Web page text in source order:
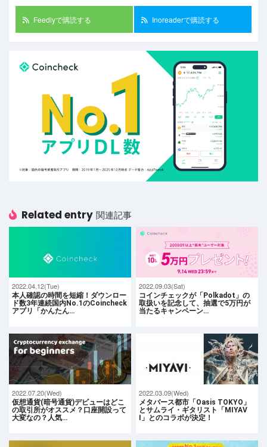
Feedlyで購読する Inoreaderで購読する
Related entry 関連記事
2022.04.12(Tue)
本人確認の時間を短縮！ダウンロー
ド数3年連続国内No.1のCoincheck
アプリ「かんたん…
2022.09.03(Sat)
コインチェックが「Polkadot」の
取扱いを記念して、抽選で5万円が
当たるキャンペーン…
2022.07.20(Wed)
仮想通貨(暗号通貨)デビューはどこ
の取引所がオススメ？口座開設って
大変なの？人気…
2022.03.09(Wed)
メタバース都市「Oasis TOKYO」
とサムライ・ギタリスト「MIYAV
I」とのコラボが決定！